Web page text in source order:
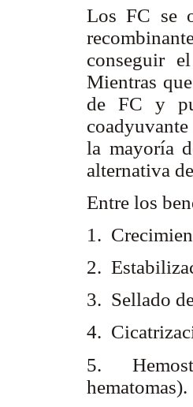
Los FC se
conseguir
Mientras
de FC y
la mayoría
alternativa
Entre los
1.
2.
3. Sellado
4.
5.
hematomas).